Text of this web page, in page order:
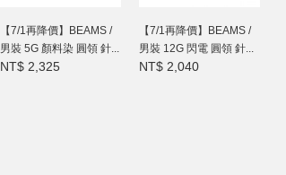
【7/1再降價】BEAMS /
男裝 5G 顏料染 圓領 針...
NT$ 2,325
【7/1再降價】BEAMS /
男裝 12G 閃電 圓領 針...
NT$ 2,040